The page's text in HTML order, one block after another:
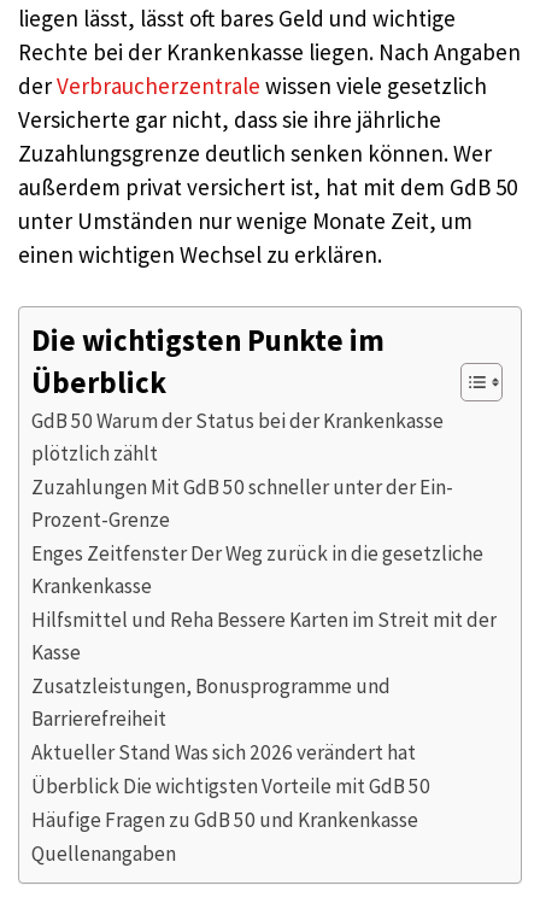
liegen lässt, lässt oft bares Geld und wichtige
Rechte bei der Krankenkasse liegen. Nach Angaben
derVerbraucherzentrale wissen viele gesetzlich
Versicherte gar nicht, dass sie ihre jährliche
Zuzahlungsgrenze deutlich senken können. Wer
außerdem privat versichert ist, hat mit dem GdB 50
unter Umständen nur wenige Monate Zeit, um
einen wichtigen Wechsel zu erklären.
Die wichtigsten Punkte im
Überblick
GdB 50 Warum der Status bei der Krankenkasse
plötzlich zählt
Zuzahlungen Mit GdB 50 schneller unter der Ein-
Prozent-Grenze
Enges Zeitfenster Der Weg zurück in die gesetzliche
Krankenkasse
Hilfsmittel und Reha Bessere Karten im Streit mit der
Kasse
Zusatzleistungen, Bonusprogramme und
Barrierefreiheit
Aktueller Stand Was sich 2026 verändert hat
Überblick Die wichtigsten Vorteile mit GdB 50
Häufige Fragen zu GdB 50 und Krankenkasse
Quellenangaben